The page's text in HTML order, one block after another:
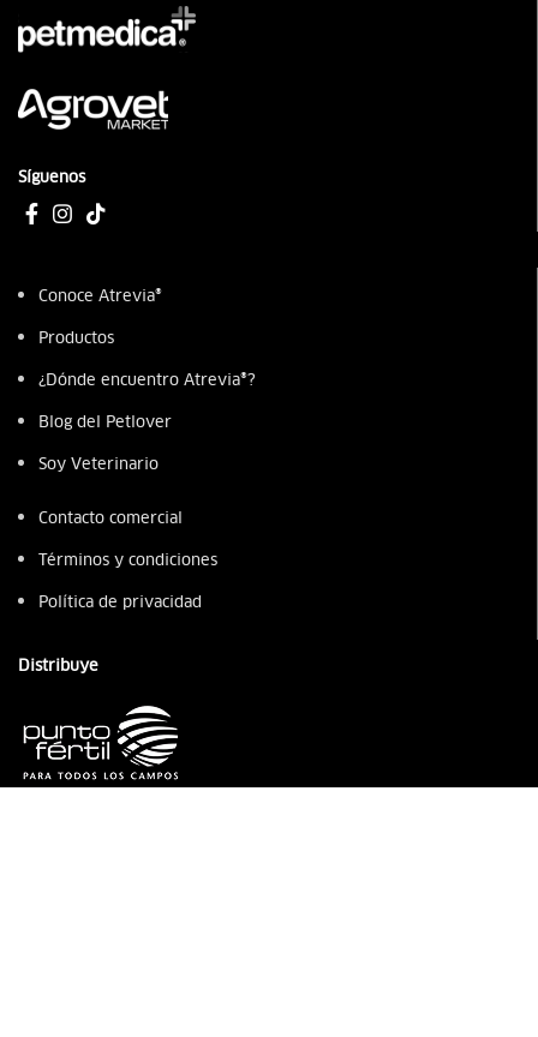
Síguenos
Conoce Atrevia®
Productos
¿Dónde encuentro Atrevia®?
Blog del Petlover
Soy Veterinario
Contacto comercial
Términos y condiciones
Política de privacidad
Distribuye